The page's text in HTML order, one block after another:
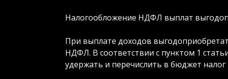
Налогообложение НДФЛ выплат
При выплате доходов
НДФЛ. В соответствии с пунктом 1
удержать и перечислить в бюджет